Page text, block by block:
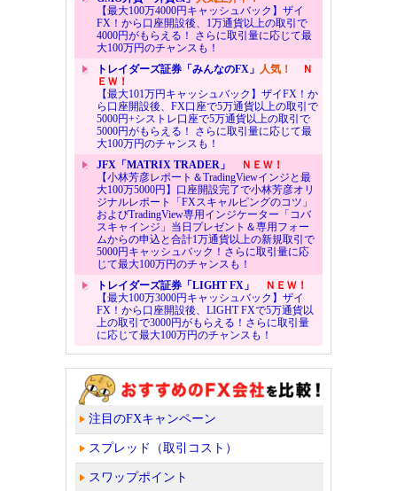
【最大100万4000円キャッシュバック】ザイ
FX！から口座開設後、1万通貨以上の取引で
4000円がもらえる！ さらに取引量に応じて最
大100万円のチャンスも！
トレイダーズ証券「みんなのFX」 人気！
Ｎ
ＥＷ！
【最大101万円キャッシュバック】ザイFX！か
ら口座開設後、FX口座で5万通貨以上の取引で
5000円+シストレ口座で5万通貨以上の取引で
5000円がもらえる！ さらに取引量に応じて最
大100万円のチャンスも！
JFX「MATRIX TRADER」
ＮＥＷ！
【小林芳彦レポート＆TradingViewインジと最
大100万5000円】口座開設完了で小林芳彦オリ
ジナルレポート「FXスキャルピングのコツ」
およびTradingView専用インジケーター「コバ
スキャインジ」当日プレゼント＆専用フォー
ムからの申込と合計1万通貨以上の新規取引で
5000円キャッシュバック！さらに取引量に応
じて最大100万円のチャンスも！
トレイダーズ証券「LIGHT FX」
ＮＥＷ！
【最大100万3000円キャッシュバック】ザイ
FX！から口座開設後、LIGHT FXで5万通貨以
上の取引で3000円がもらえる！さらに取引量
に応じて最大100万円のチャンスも！
注目のFXキャンペーン
スプレッド（取引コスト）
スワップポイント